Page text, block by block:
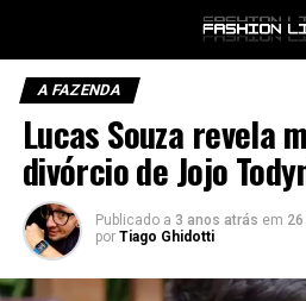
A FAZENDA
Lucas Souza revela
divórcio de Jojo
Publicado a 3 anos atrás em
por Tiago Ghidotti